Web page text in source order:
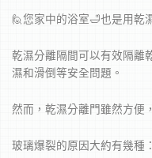
🙋您家中的浴室🛁也是用乾
乾濕分離隔間可以有效隔離
濕和滑倒等安全問題。
然而，乾濕分離門雖然方便
玻璃爆裂的原因大約有幾種：